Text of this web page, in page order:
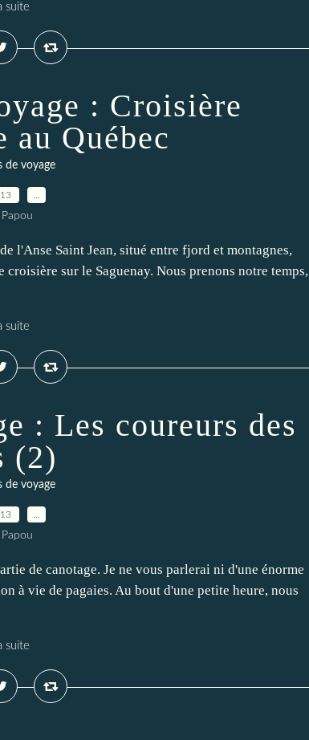
suite
: Croisière
au Québec
de voyage
Papou
l'Anse Saint Jean, situé entre fjord et montagnes,
sur le Saguenay. Nous prenons notre temps,
suite
: Les coureurs des
(2)
de voyage
Papou
de canotage. Je ne vous parlerai ni d'une énorme
à vie de pagaies. Au bout d'une petite heure, nous
suite